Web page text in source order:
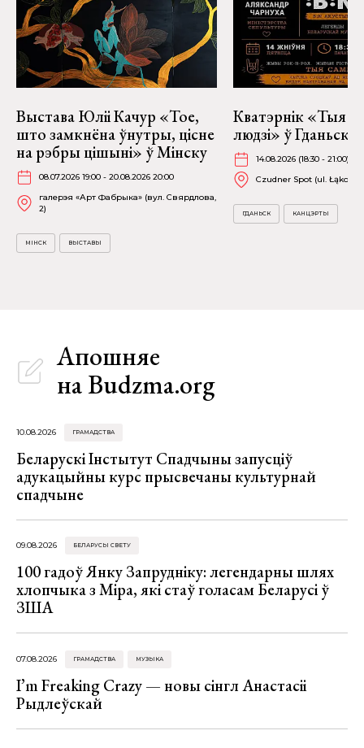
Выстава Юліі Качур «Тое,
што замкнёна ўнутры, цісне
на рэбры цішыні» ў Мінску
08.07.2026 19:00 - 20.08.2026 20:00
галерэя «Арт Фабрыка» (вул. Свярдлова,
2)
МІНСК ВЫСТАВЫ
Кватэрнік «Тыя
людзі» ў Гданьску
14.08.2026 (18:30 - 21:00)
Czudner Spot (ul. Łąkowa
ГДАНЬСК КАНЦЭРТЫ
Апошняе
на Budzma.org
10.08.2026 ГРАМАДСТВА
Беларускі Інстытут Спадчыны запусціў
адукацыйны курс прысвечаны культурнай
спадчыне
09.08.2026 БЕЛАРУСЫ СВЕТУ
100 гадоў Янку Запрудніку: легендарны шлях
хлопчыка з Міра, які стаў голасам Беларусі ў
ЗША
07.08.2026 ГРАМАДСТВА МУЗЫКА
I’m Freaking Crazy — новы сінгл Анастасіі
Рыдлеўскай